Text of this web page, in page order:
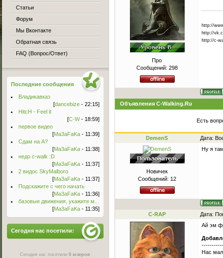
Про
Сообщений: 298
http://
http://
http://c-
Объявления C-Walking.Ru
Есть
DemenS Дата:
Новичек
Сообщений: 12
Ну я
C-RAP Дата:
Ай эм
Нас
Статьи
Форум
Мы Вконтакте
Обратная связь
FAQ (Вопрос/Ответ)
Последние сообщения
Владикавказ
[dancebize - 22:15]
HitcH - Feel it
[C-W- 18:59]
первое видео
[Ma3aFaKa - 11:39]
Сдам на А?
[Ma3aFaKa - 11:38]
недо c-walk :D
[Ma3aFaKa - 11:37]
2 видос SkyMalboro
[Ma3aFaKa - 11:37]
Подскажите с чего начать
[Ma3aFaKa - 11:36]
базовые движения, укажите м...
[Ma3aFaKa - 11:35]
Сегодня нас посетили:
Сегодня нас посетили0 юзеров